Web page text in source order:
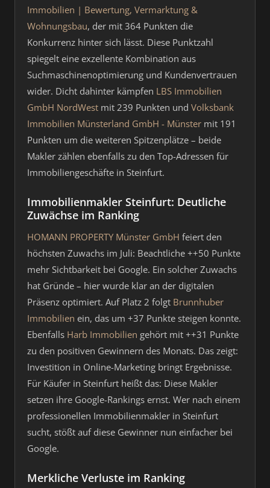
Immobilien | Bewertung, Vermarktung &
Wohnungsbau, der mit 364 Punkten die
Konkurrenz hinter sich lässt. Diese Punktzahl
spiegelt eine exzellente Kombination aus
Suchmaschinenoptimierung und Kundenvertrauen
wider. Dicht dahinter kämpfen LBS Immobilien
GmbH NordWest mit 239 Punkten und Volksbank
Immobilien Münsterland GmbH - Münster mit 191
Punkten um die weiteren Spitzenplätze – beide
Makler zählen ebenfalls zu den Top-Adressen für
Immobiliengeschäfte in Steinfurt.
Immobilienmakler Steinfurt: Deutliche
Zuwächse im Ranking
HOMANN PROPERTY Münster GmbH feiert den
höchsten Zuwachs im Juli: Beachtliche ++50 Punkte
mehr Sichtbarkeit bei Google. Ein solcher Zuwachs
hat Gründe – hier wurde klar an der digitalen
Präsenz optimiert. Auf Platz 2 folgt Brunnhuber
Immobilien ein, das um +37 Punkte steigen konnte.
Ebenfalls Harb Immobilien gehört mit ++31 Punkte
zu den positiven Gewinnern des Monats. Das zeigt:
Investition in Online-Marketing bringt Ergebnisse.
Für Käufer in Steinfurt heißt das: Diese Makler
setzen ihre Google-Rankings ernst. Wer nach einem
professionellen Immobilienmakler in Steinfurt
sucht, stößt auf diese Gewinner nun einfacher bei
Google.
Merkliche Verluste im Ranking